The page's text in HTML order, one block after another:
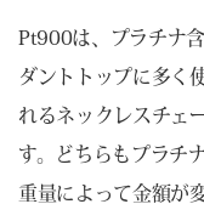
Pt900は、プラチナ
ダントトップに多く
れるネックレスチェ
す。どちらもプラチ
重量によって金額が